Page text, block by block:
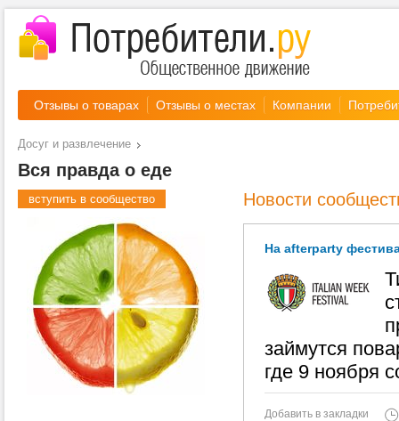
Отзывы о товарах Отзывы о местах Компании
Досуг и развлечение
Вся правда о еде
вступить в сообщество Новости
На afterparty
займутся
где 9 ноября
Добавить в закладки